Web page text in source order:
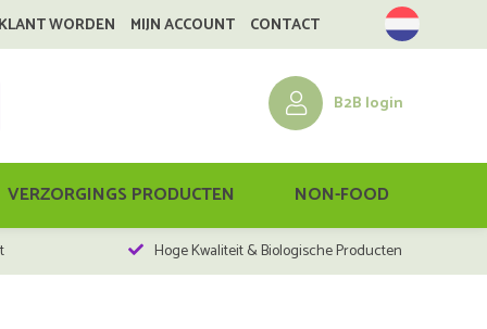
WORDEN MIJN ACCOUNT CONTACT
B2B login
VERZORGINGS PRODUCTEN NON-FOOD
Hoge Kwaliteit & Biologische Producten